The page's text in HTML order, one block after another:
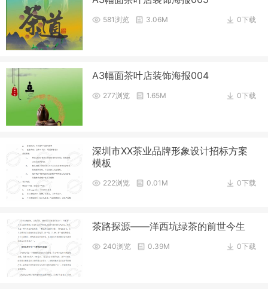
0下载
581浏览 3.06M
A3幅面茶叶店装饰海报004
0下载
277浏览 1.65M
深圳市XX茶业品牌形象设计招标方案
模板
0下载
222浏览 0.01M
茶路探源——洋西坑绿茶的前世今生
0下载
240浏览 0.39M